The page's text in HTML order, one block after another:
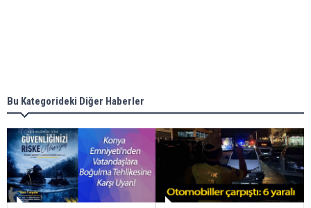
Bu Kategorideki Diğer Haberler